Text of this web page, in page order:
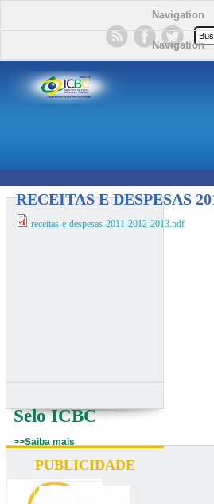
Navigation
Navigation
RECEITAS E DESPESAS
receitas-e-despesas-2011-2012-2013.pdf
Selo ICBC
>>Saiba mais
PUBLICIDADE